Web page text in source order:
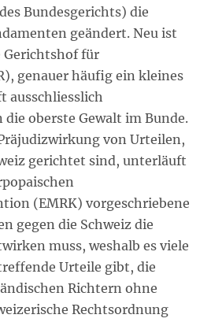
Bundesgerichts) die
geändert. Neu ist
Gerichtshof für
genauer häufig ein kleines
ausschliesslich
oberste Gewalt im Bunde.
von Urteilen,
gerichtet sind, unterläuft
(EMRK) vorgeschriebene
gegen die Schweiz die
muss, weshalb es viele
Urteile gibt, die
Richtern ohne
Rechtsordnung